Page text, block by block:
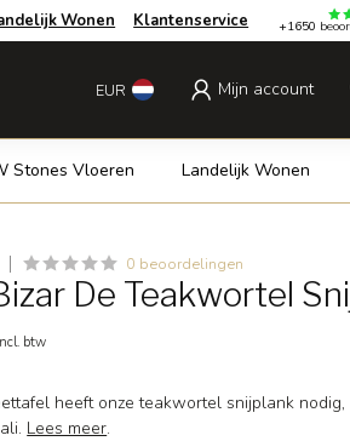
Wonen Klantenservice +1650
EUR Mijn account
Stones Vloeren Landelijk Wonen
0 beoordelingen
De Teakwortel
btw
heeft onze teakwortel snijplank
Lees meer.